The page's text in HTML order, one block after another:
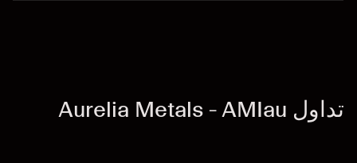
تداول Aurelia Metals - AMIau